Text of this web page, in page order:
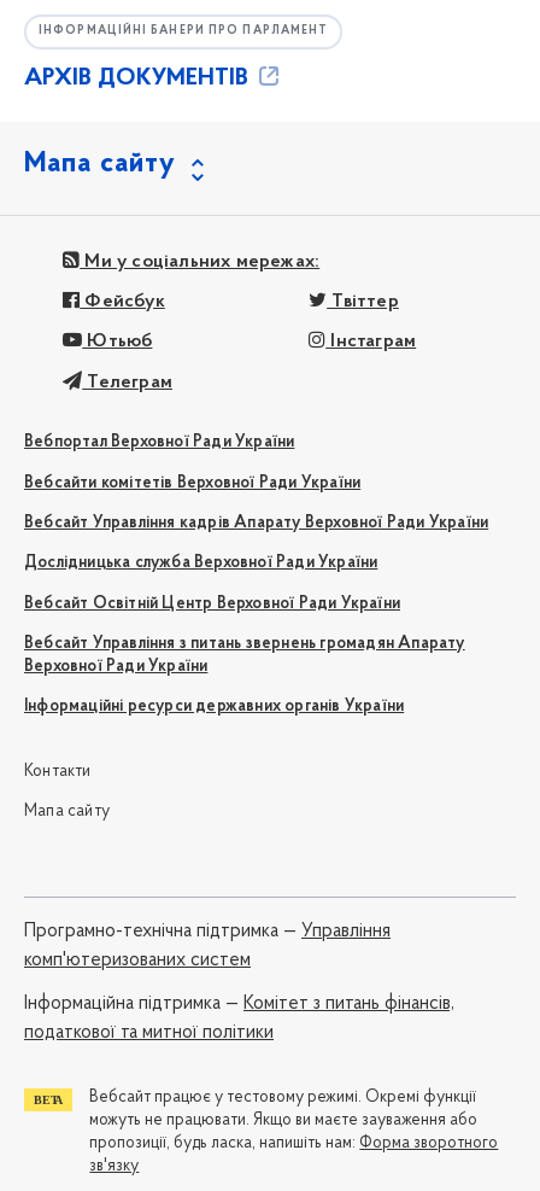
ІНФОРМАЦІЙНІ БАНЕРИ ПРО ПАРЛАМЕНТ
АРХІВ ДОКУМЕНТІВ
Мапа сайту
Ми у соціальних мережах:
Фейсбук Твіттер
Ютьюб Інстаграм
Телеграм
Вебпортал Верховної Ради України
Вебсайти комітетів Верховної Ради України
Вебсайт Управління кадрів Апарату Верховної Ради України
Дослідницька служба Верховної Ради України
Вебсайт Освітній Центр Верховної Ради України
Вебсайт Управління з питань звернень громадян Апарату
Верховної Ради України
Інформаційні ресурси державних органів України
Контакти
Мапа сайту
Програмно-технічна підтримка — Управління
комп'ютеризованих систем
Iнформаційна підтримка — Комітет з питань фінансів,
податкової та митної політики
Вебсайт працює у тестовому режимі. Окремі функції
можуть не працювати. Якщо ви маєте зауваження або
пропозиції, будь ласка, напишіть нам: Форма зворотного
зв'язку